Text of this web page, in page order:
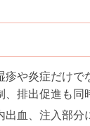
や炎症だけで
排出促進も同
血、注入部分